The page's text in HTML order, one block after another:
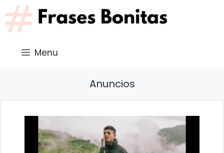
Saltar
al
contenido
Menu
Anuncios